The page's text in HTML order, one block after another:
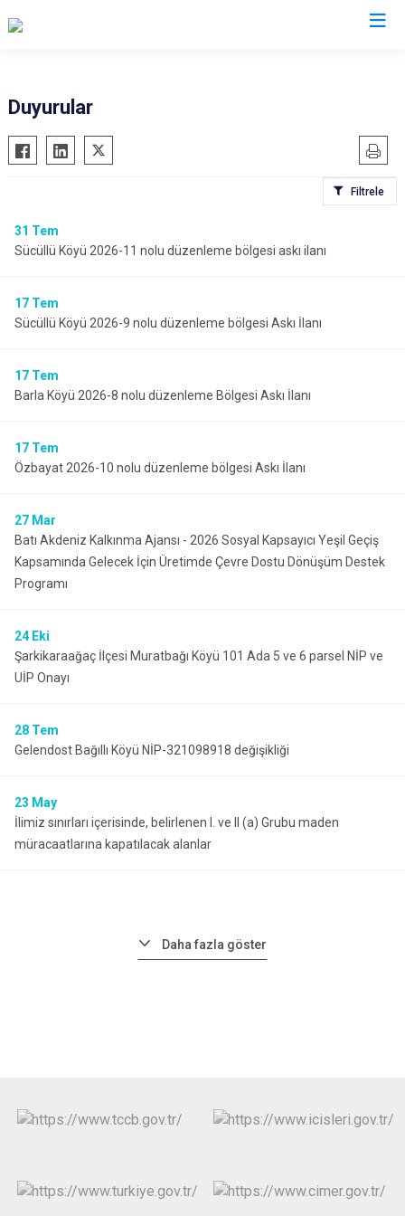
Duyurular
Filtrele
31 Tem
Sücüllü Köyü 2026-11 nolu düzenleme bölgesi askı ilanı
17 Tem
Sücüllü Köyü 2026-9 nolu düzenleme bölgesi Askı İlanı
17 Tem
Barla Köyü 2026-8 nolu düzenleme Bölgesi Askı İlanı
17 Tem
Özbayat 2026-10 nolu düzenleme bölgesi Askı İlanı
27 Mar
Batı Akdeniz Kalkınma Ajansı - 2026 Sosyal Kapsayıcı Yeşil Geçiş
Kapsamında Gelecek İçin Üretimde Çevre Dostu Dönüşüm Destek
Programı
24 Eki
Şarkikaraağaç İlçesi Muratbağı Köyü 101 Ada 5 ve 6 parsel NİP ve
UİP Onayı
28 Tem
Gelendost Bağıllı Köyü NİP-321098918 değişikliği
23 May
İlimiz sınırları içerisinde, belirlenen I. ve II (a) Grubu maden
müracaatlarına kapatılacak alanlar
Daha fazla göster